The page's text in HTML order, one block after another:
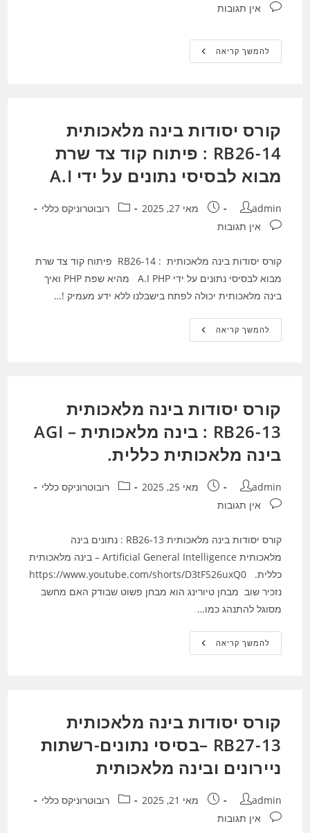
תגובות:אין תגובות
להמשך קריאהקורס
יסודות
מלאכותית
API
הסוד
הגדול
קורס יסודות בינה מלאכותית
RB26-14 : פיתוח קוד צד שרת
מבוא לבסיסי נתונים על ידי A.I
מחבר:
admin פורסם:מאי 27, 2025 קטגוריה:רובוטרוניקס כללי
תגובות:אין תגובות
קורס יסודות בינה מלאכותית : RB26-14 פיתוח קוד צד שרת
מבוא לבסיסי נתונים על ידי A.I PHP מהיא שפת PHP ואיך
בינה מלאכותית יכולה לפתח בישבלנו ללא ידע מעמיק !…
להמשך קריאהקורס
יסודות
קוד
צד
שרת
מבוא
נתונים
על
A.I
קורס יסודות בינה מלאכותית
RB26-13 : בינה מלאכותית – AGI
בינה מלאכותית כללית.
מחבר:
admin פורסם:מאי 25, 2025 קטגוריה:רובוטרוניקס כללי
תגובות:אין תגובות
קורס יסודות בינה מלאכותית RB26-13 : נתונים בינה
מלאכותית Artificial General Intelligence – בינה מלאכותית
כללית. https://www.youtube.com/shorts/D3tFS26uxQ0
נזכיר שוב מבחן טיורינג הוא מבחן פשוט שבודק האם מחשב
מסוגל להתנהג כמו…
להמשך קריאהקורס
יסודות
מלאכותית
–
AGI
בינה
כללית.
קורס יסודות בינה מלאכותית
RB27-13 –בסיסי נתונים-רשתות
ניירונים ובינה מלאכותית
מחבר:
admin פורסם:מאי 21, 2025 קטגוריה:רובוטרוניקס כללי
תגובות:אין תגובות